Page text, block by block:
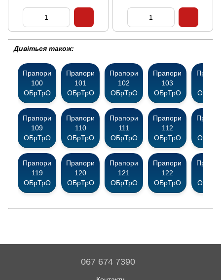
Дивіться також:
Прапори
100
ОБрТрО
Прапори
101
ОБрТрО
Прапори
102
ОБрТрО
Прапори
103
ОБрТрО
Прапори
109
ОБрТрО
Прапори
110
ОБрТрО
Прапори
111
ОБрТрО
Прапори
112
ОБрТрО
Прапори
119
ОБрТрО
Прапори
120
ОБрТрО
Прапори
121
ОБрТрО
Прапори
122
ОБрТрО
067 674 7390